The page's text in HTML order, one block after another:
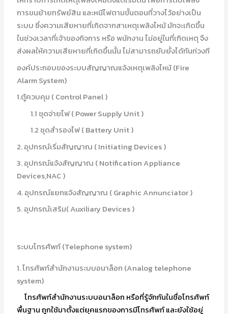
การขนย้ายทรัพย์สิน และหนีไฟตามขั้นตอนที่วางไว้อย่างเป็น
ระบบ ซึ่งความเสียหายที่เกิดจากสาเหตุเพลิงไหม้ มักจะเกิดขึ้น
ในช่วงเวลาที่เจ้าของกิจการ หรือ พนักงาน ไม่อยู่ในที่เกิดเหตุ จึง
ส่งผลให้ความเสียหายที่เกิดขึ้นนั้น ไม่สามารถยับยั้งได้ทันท่วงที
องค์ประกอบของระบบสัญญาณแจ้งเหตุเพลิงไหม้ (Fire
Alarm System)
1.ตู้ควบคุม ( Control Panel )
1.1 ชุดจ่ายไฟ ( Power Supply Unit )
1.2 ชุดสำรองไฟ ( Battery Unit )
2. อุปกรณ์เริ่มสัญญาณ ( Initiating Devices )
3. อุปกรณ์แจ้งสัญญาณ ( Notification Appliance
Devices,NAC )
4. อุปกรณ์แยกแจ้งสัญญาณ ( Graphic Annunciator )
5. อุปกรณ์เสริม( Auxiliary Devices )
ระบบโทรศัพท์ (Telephone system)
1. โทรศัพท์สำนักงานระบบอนาล็อก (Analog telephone
system)
โทรศัพท์สำนักงานระบบอนาล็อก หรือที่รู้จักกันในชื่อโทรศัพท์
พื้นฐาน ถูกใช้มาตั้งแต่ยุคแรกของการมีโทรศัพท์ และยังใช้อยู่